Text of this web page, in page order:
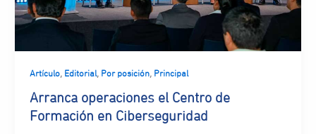
Artículo, Editorial, Por posición, Principal
Arranca operaciones el Centro de
Formación en Ciberseguridad